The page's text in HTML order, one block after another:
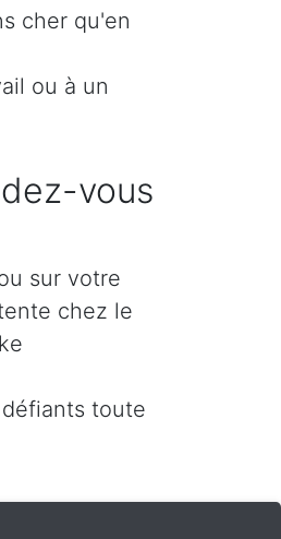
cher qu'en
ou à un
vous
sur votre
chez le
toute